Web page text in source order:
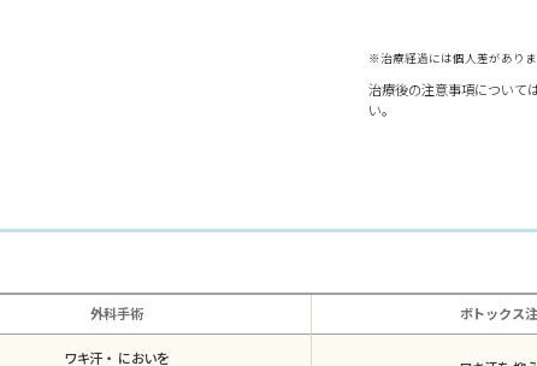
※治療経過には個人差があり
治療後の注意事項について
い。
外科手術 ボトックス
ワキ汗・ においを